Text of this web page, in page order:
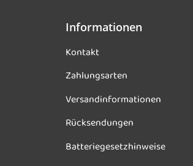
Informationen
Kontakt
Zahlungsarten
Versandinformationen
Rücksendungen
Batteriegesetzhinweise